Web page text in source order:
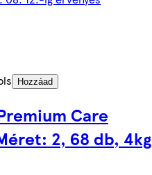
Hozzáad
Care
2, 68 db,